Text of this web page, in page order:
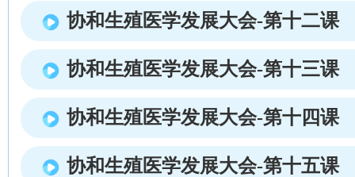
协和生殖医学发展大会-第十二课
协和生殖医学发展大会-第十三课
协和生殖医学发展大会-第十四课
协和生殖医学发展大会-第十五课